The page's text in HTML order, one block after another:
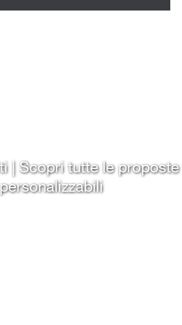
| Scopri tutte le proposte
personalizzabili